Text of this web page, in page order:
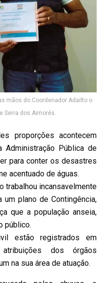
mãos do Coordenador Adailto o
Serra dos Aimorés.
proporções acontecem
Administração Pública de
para conter os desastres
acentuado de águas.
trabalhou incansavelmente
plano de Contingência,
que a população anseia,
público.
estão registrados em
dos órgãos
na sua área de atuação.